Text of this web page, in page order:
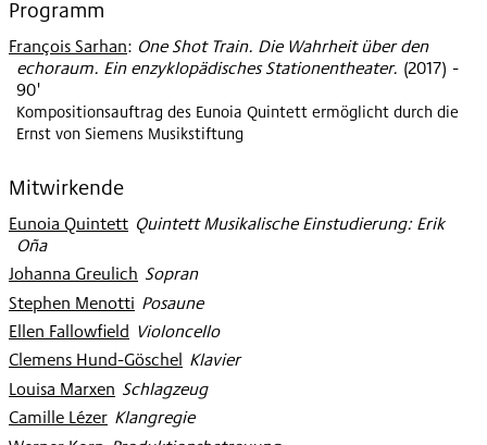
Programm
François Sarhan: One Shot Train. Die Wahrheit über den
echoraum. Ein enzyklopädisches Stationentheater. (2017) -
90'
Kompositionsauftrag des Eunoia Quintett ermöglicht durch die
Ernst von Siemens Musikstiftung
Mitwirkende
Eunoia Quintett
: Quintett Musikalische Einstudierung: Erik
Oña
Johanna Greulich: Sopran
Stephen Menotti: Posaune
Ellen Fallowfield: Violoncello
Clemens Hund-Göschel: Klavier
Louisa Marxen: Schlagzeug
Camille Lézer
: Klangregie